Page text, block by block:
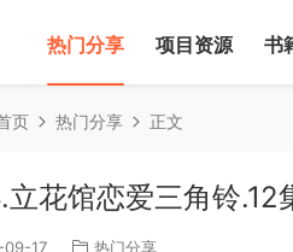
热门分享 项目资源 书
页 热门分享 正文
花馆恋爱三角铃.12
17 热门分享